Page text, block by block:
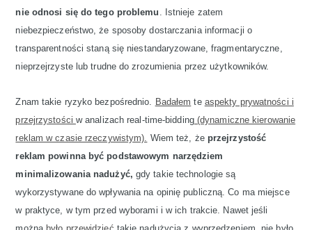
nie odnosi się do tego problemu
. Istnieje zatem
niebezpieczeństwo, że sposoby dostarczania informacji o
transparentności staną się niestandaryzowane, fragmentaryczne,
nieprzejrzyste lub trudne do zrozumienia przez użytkowników.
Znam takie ryzyko bezpośrednio. Badałem te aspekty prywatności i
przejrzystości w analizach real-time-bidding(dynamiczne kierowanie
reklam w czasie rzeczywistym). Wiem też, że przejrzystość
reklam powinna być podstawowym narzędziem
minimalizowania nadużyć, gdy takie technologie są
wykorzystywane do wpływania na opinię publiczną. Co ma miejsce
w praktyce, w tym przed wyborami i w ich trakcie. Nawet jeśli